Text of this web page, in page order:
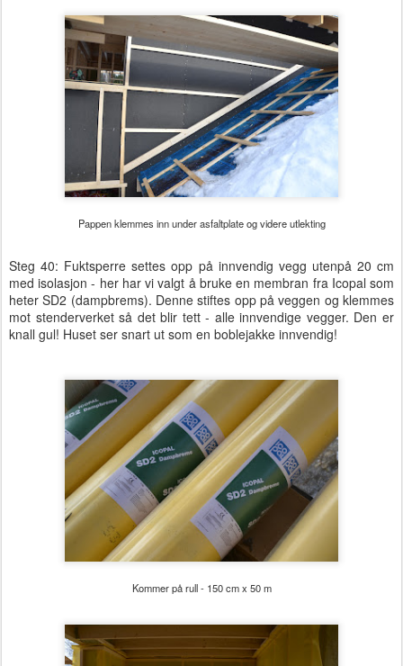
Pappen klemmes inn under asfaltplate og videre utlekting
Steg 40: Fuktsperre settes opp på innvendig vegg utenpå 20 cm
med isolasjon - her har vi valgt å bruke en membran fra Icopal som
heter SD2 (dampbrems). Denne stiftes opp på veggen og klemmes
mot stenderverket så det blir tett - alle innvendige vegger. Den er
knall gul! Huset ser snart ut som en boblejakke innvendig!
Kommer på rull - 150 cm x 50 m